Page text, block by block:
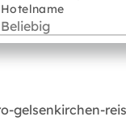
Hotelname